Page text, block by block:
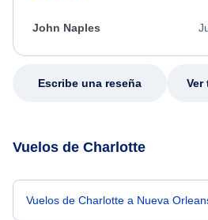
appreciate her excellent service.
John Naples
Escribe una reseña Ver
Vuelos de Charlotte
Vuelos de Charlotte a Nueva